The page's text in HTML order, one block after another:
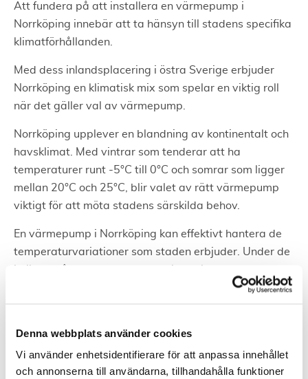
Denna webbplats använder cookies
Vi använder enhetsidentifierare för att anpassa innehållet
och annonserna till användarna, tillhandahålla funktioner
Att fundera på att installera en värmepump i
Norrköping innebär att ta hänsyn till stadens specifika
klimatförhållanden.
Med dess inlandsplacering i östra Sverige erbjuder
Norrköping en klimatisk mix som spelar en viktig roll
när det gäller val av värmepump.
Norrköping upplever en blandning av kontinentalt och
havsklimat. Med vintrar som tenderar att ha
temperaturer runt -5°C till 0°C och somrar som ligger
mellan 20°C och 25°C, blir valet av rätt värmepump
viktigt för att möta stadens särskilda behov.
En värmepump i Norrköping kan effektivt hantera de
temperaturvariationer som staden erbjuder. Under de
uppvärmning, medan den under sommarmånaderna
Goda råd , skapa en perfekt balans mellan
inomhuskomfort och ekonomiskt ansvar genom att
integrera solceller
med en modern och energisnål